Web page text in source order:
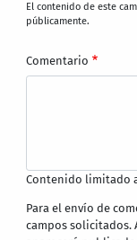
El contenido de este
públicamente.
Comentario
Contenido limitado
Para el envío de
campos solicitados.